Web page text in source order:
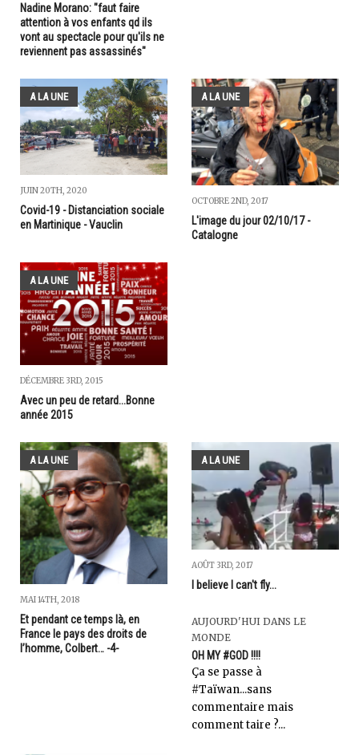
Nadine Morano: "faut faire
attention à vos enfants qd ils
vont au spectacle pour qu'ils ne
reviennent pas assassinés"
A LA UNE
JUIN 20TH, 2020
Covid-19 - Distanciation sociale
en Martinique - Vauclin
A LA UNE
OCTOBRE 2ND, 2017
L'image du jour 02/10/17 -
Catalogne
A LA UNE
DÉCEMBRE 3RD, 2015
Avec un peu de retard...Bonne
année 2015
A LA UNE
MAI 14TH, 2018
Et pendant ce temps là, en
France le pays des droits de
l’homme, Colbert… -4-
A LA UNE
AOÛT 3RD, 2017
I believe I can't fly...
AUJOURD'HUI DANS LE
MONDE
OH MY #GOD !!!!
Ça se passe à
#Taïwan...sans
commentaire mais
comment taire ?...